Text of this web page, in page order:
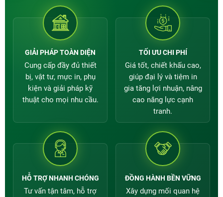
Thành Đạt
LIÊN HỆ NGAY VỚI CHÚNG TÔI
Tổng đài: 1900 5009
(8:00 – 17:30)
0987 966 322
9293 090
GIẢI PHÁP TOÀN DIỆN
Cung cấp đầy đủ thiết
bị, vật tư, mực in, phụ
kiện và giải pháp kỹ
thuật cho mọi nhu cầu.
TỐI ƯU CHI PHÍ
Giá tốt, chiết khấu cao,
giúp đại lý và tiệm in
gia tăng lợi nhuận, nâng
cao năng lực cạnh
tranh.
HỖ TRỢ NHANH CHÓNG
Tư vấn tận tâm, hỗ trợ
ĐỒNG HÀNH BỀN VỮNG
Xây dựng mối quan hệ